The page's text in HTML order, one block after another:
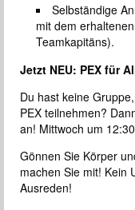
Selbständige
mit dem
Teamkapitäns).
Jetzt NEU: PEX für
Du hast keine
PEX teilnehmen?
an! Mittwoch um
Gönnen Sie Körper
machen Sie mit! Kein
Ausreden!